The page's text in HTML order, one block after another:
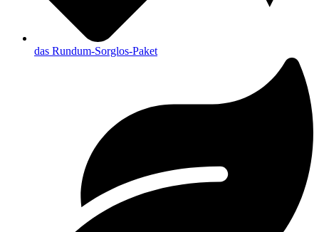
das Rundum-Sorglos-Paket